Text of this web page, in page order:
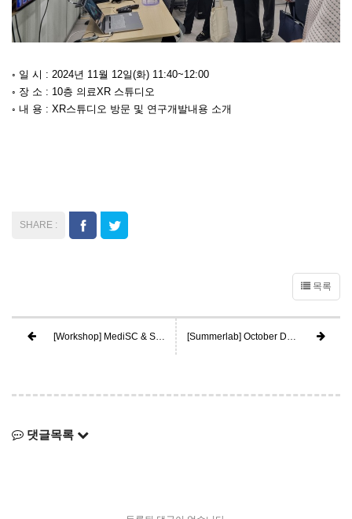
◦ 일 시 : 2024년 11월 12일(화) 11:40~12:00
◦ 장 소 : 10층 의료XR 스튜디오
◦ 내 용 : XR스튜디오 방문 및 연구개발내용 소개
목록
[Workshop] MediSC & SUMMER Lab @Jeju Island [Summerlab] October Demo Day
댓글목록